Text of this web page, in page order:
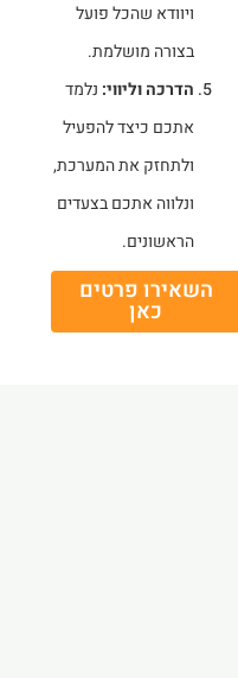
ויוודא שהכל פועל
בצורה מושלמת.
הדרכה וליווי: נלמד
אתכם כיצד להפעיל
ולתחזק את המערכת,
ונלווה אתכם בצעדים
הראשונים.
השאירו פרטים
כאן